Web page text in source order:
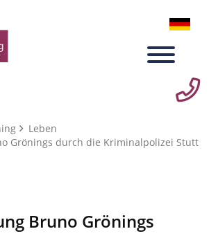
Leben
Grönings durch die Kriminalpolizei Stutt
Bruno Grönings